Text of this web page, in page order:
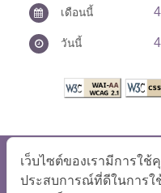
เดือนนี้
วันนี้ 4
สงวนลิขสิทธิ์ © 2569
แสดงผลได้ดีที่ข
เว็บไซต์ของเรามีการใ
ประสบการณ์ที่ดีในการใ